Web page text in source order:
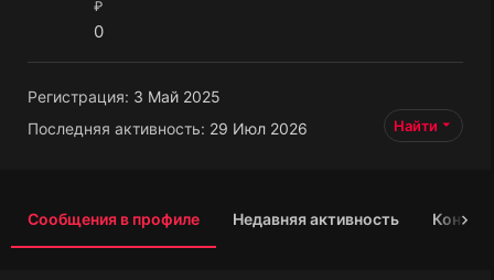
₽
0
Регистрация 3 Май 2025
Последняя активность 29 Июл 2026 Найти
Сообщения в профиле Недавняя активность